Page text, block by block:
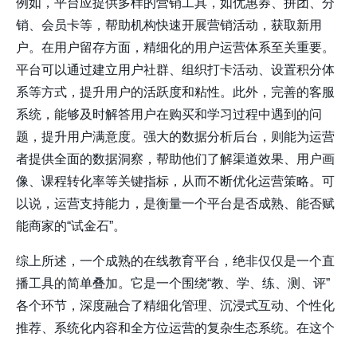
例如，平台应提供多样的营销工具，如优惠券、拼团、分
销、会员卡等，帮助机构快速开展营销活动，获取新用
户。在用户留存方面，精细化的用户运营体系至关重要。
平台可以通过建立用户社群、组织打卡活动、设置积分体
系等方式，提升用户的活跃度和粘性。此外，完善的客服
系统，能够及时解答用户在购买和学习过程中遇到的问
题，提升用户满意度。强大的数据分析后台，则能为运营
者提供全面的数据洞察，帮助他们了解渠道效果、用户画
像、课程转化率等关键指标，从而不断优化运营策略。可
以说，运营支持能力，是衡量一个平台是否成熟、能否赋
能商家的“试金石”。
综上所述，一个成熟的在线教育平台，绝非仅仅是一个直
播工具的简单叠加。它是一个围绕“教、学、练、测、评”
各个环节，深度融合了精细化管理、沉浸式互动、个性化
推荐、系统化内容和全方位运营的复杂生态系统。在这个